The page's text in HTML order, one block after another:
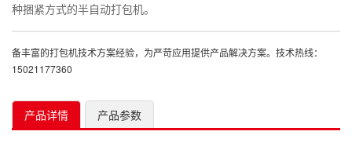
种捆紧方式的半自动打包机。
备丰富的打包机技术方案经验，为严苛应用提供产品解决方案。技术热线：
15021177360
产品详情 产品参数